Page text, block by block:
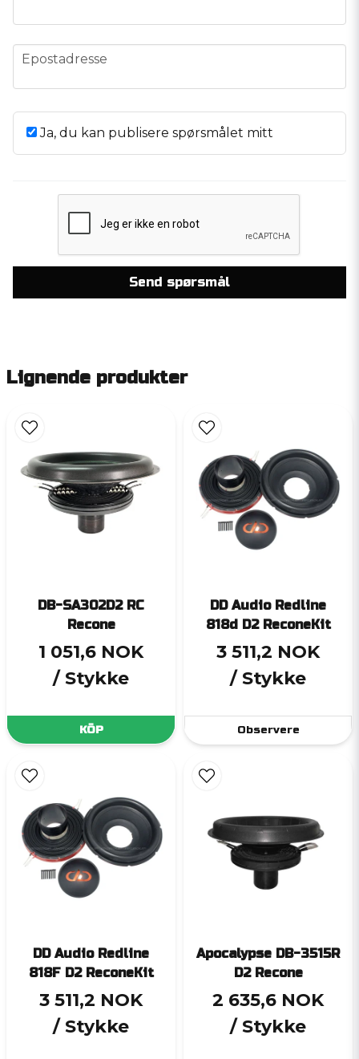
email
Epostadresse
Ja, du kan publisere spørsmålet mitt
Send spørsmål
Lignende produkter
DB-SA302D2 RC
Recone
1 051,6 NOK
/ Stykke
KÖP
DD Audio Redline
818d D2 ReconeKit
3 511,2 NOK
/ Stykke
Observere
DD Audio Redline
818F D2 ReconeKit
3 511,2 NOK
/ Stykke
Apocalypse DB-3515R
D2 Recone
2 635,6 NOK
/ Stykke